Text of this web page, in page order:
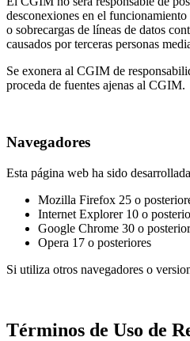
desconexiones en el
o sobrecargas de líneas de datos
causados por terceras personas
Se exonera al CGIM de
proceda de fuentes ajenas al CGIM.
Navegadores
Esta página web ha sido
Mozilla Firefox 25 o
Internet Explorer 10 o
Google Chrome 30 o
Opera 17 o posteriores
Si utiliza otros navegadores o
Términos de Uso de